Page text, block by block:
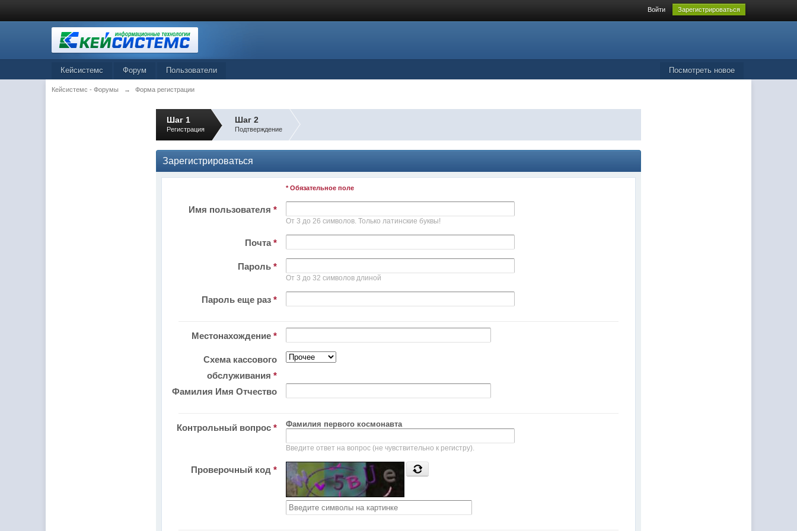
Войти Зарегистрироваться
Посмотреть новое
Кейсистемс Форум Пользователи
Кейсистемс - Форумы → Форма регистрации
Шаг 1
Регистрация
Шаг 2
Подтверждение
Зарегистрироваться
* Обязательное поле
Имя пользователя *
От 3 до 26 символов. Только латинские буквы!
Почта*
Пароль *
От 3 до 32 символов длиной
Пароль еще раз *
Местонахождение *
Схема кассового
обслуживания *
Фамилия Имя Отчество
Контрольный вопрос * Фамилия первого космонавта
Введите ответ на вопрос (не чувствительно к регистру).
Проверочный код *